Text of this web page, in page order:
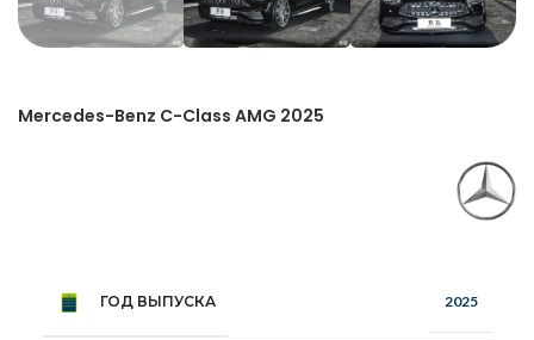
Mercedes-Benz C-Class AMG 2025
ГОД ВЫПУСКА 2025